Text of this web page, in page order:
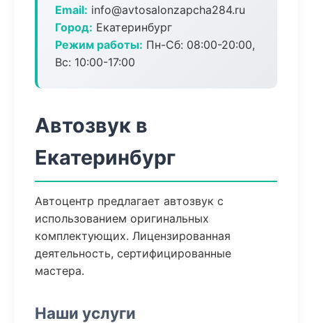
Email: info@avtosalonzapcha284.ru
Город: Екатеринбург
Режим работы: Пн-Сб: 08:00-20:00,
Вс: 10:00-17:00
Автозвук в
Екатеринбург
Автоцентр предлагает автозвук с
использованием оригинальных
комплектующих. Лицензированная
деятельность, сертифицированные
мастера.
Наши услуги